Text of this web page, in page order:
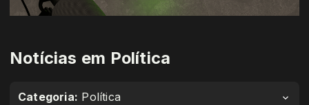
Notícias em Política
Categoria: Política